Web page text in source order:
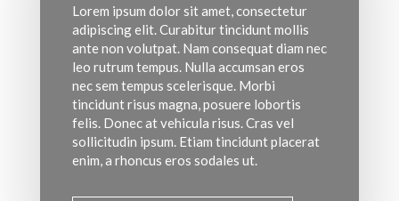
Lorem ipsum dolor sit amet, consectetur
adipiscing elit. Curabitur tincidunt mollis
ante non volutpat. Nam consequat diam nec
leo rutrum tempus. Nulla accumsan eros
nec sem tempus scelerisque. Morbi
tincidunt risus magna, posuere lobortis
felis. Donec at vehicula risus. Cras vel
sollicitudin ipsum. Etiam tincidunt placerat
enim, a rhoncus eros sodales ut.